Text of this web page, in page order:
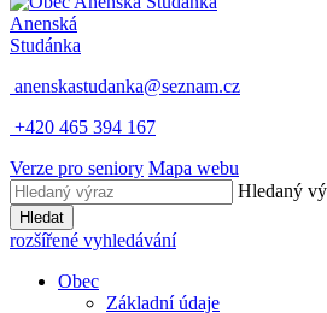
Anenská
Studánka
anenskastudanka@seznam.cz
+420 465 394 167
Verze pro seniory Mapa webu
Hledaný
Hledat
rozšířené vyhledávání
Obec
Základní údaje